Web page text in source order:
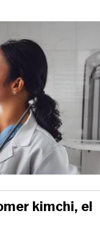
kimchi, el